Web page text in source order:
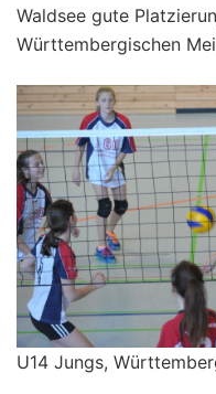
Waldsee gute
Württembergischen
U14 Jungs,